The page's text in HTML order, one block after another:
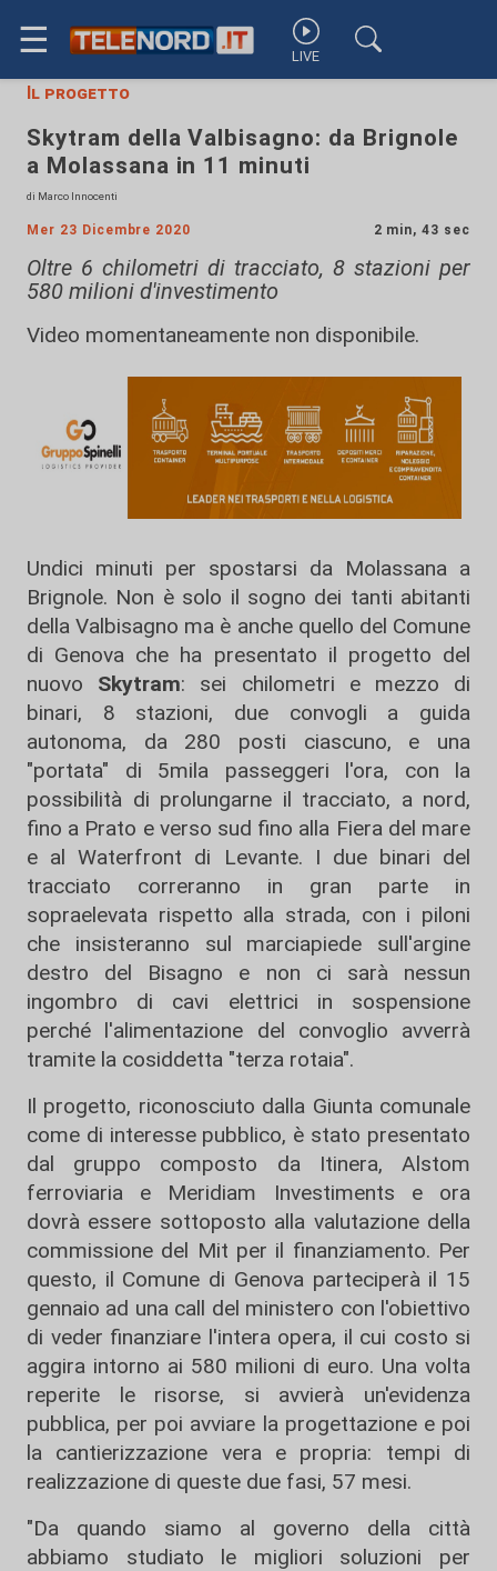
☰ LIVE
Il progetto
Skytram della Valbisagno: da Brignole
a Molassana in 11 minuti
di Marco Innocenti
Mer 23 Dicembre 2020 2 min, 43 sec
Oltre 6 chilometri di tracciato, 8 stazioni per
580 milioni d'investimento
Video momentaneamente non disponibile.
Undici minuti per spostarsi da Molassana a
Brignole. Non è solo il sogno dei tanti abitanti
della Valbisagno ma è anche quello del Comune
di Genova che ha presentato il progetto del
nuovo Skytram: sei chilometri e mezzo di
binari, 8 stazioni, due convogli a guida
autonoma, da 280 posti ciascuno, e una
"portata" di 5mila passeggeri l'ora, con la
possibilità di prolungarne il tracciato, a nord,
fino a Prato e verso sud fino alla Fiera del mare
e al Waterfront di Levante. I due binari del
tracciato correranno in gran parte in
sopraelevata rispetto alla strada, con i piloni
che insisteranno sul marciapiede sull'argine
destro del Bisagno e non ci sarà nessun
ingombro di cavi elettrici in sospensione
perché l'alimentazione del convoglio avverrà
tramite la cosiddetta "terza rotaia".
Il progetto, riconosciuto dalla Giunta comunale
come di interesse pubblico, è stato presentato
dal gruppo composto da Itinera, Alstom
ferroviaria e Meridiam Investiments e ora
dovrà essere sottoposto alla valutazione della
commissione del Mit per il finanziamento. Per
questo, il Comune di Genova parteciperà il 15
gennaio ad una call del ministero con l'obiettivo
di veder finanziare l'intera opera, il cui costo si
aggira intorno ai 580 milioni di euro. Una volta
reperite le risorse, si avvierà un'evidenza
pubblica, per poi avviare la progettazione e poi
la cantierizzazione vera e propria: tempi di
realizzazione di queste due fasi, 57 mesi.
"Da quando siamo al governo della città
abbiamo studiato le migliori soluzioni per